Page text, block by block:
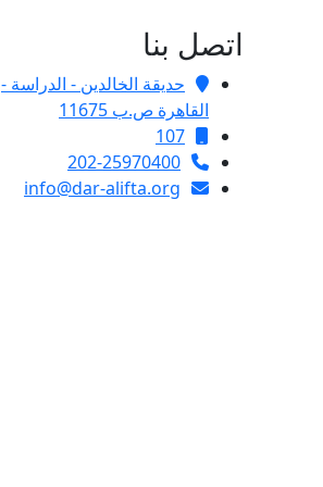
اتصل بنا
حديقة الخالدين - الدراسة -
القاهرة ص.ب 11675
107
202-25970400
info@dar-alifta.org